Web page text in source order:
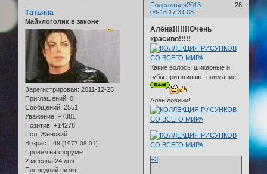
Поделиться 28
2013-
04-16 17:31:08
Татьяна
Майклоголик в законе
Зарегистрирован: 2011-12-26
Приглашений: 0
Сообщений: 2551
Уважение: +7381
Позитив: +14278
Пол: Женский
Возраст: 49 [1977-08-01]
Провел на форуме:
2 месяца 24 дня
Последний визит:
Алёна!!!!!!!Очень
красиво!!!!!
Какие волосы шикарные и
губы притягивают внимание!
Алён,ловиии!
+3